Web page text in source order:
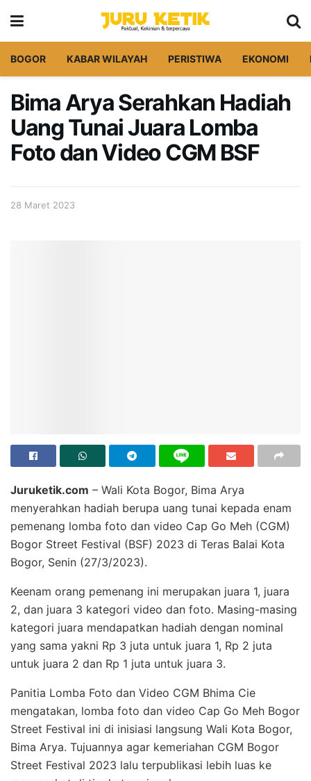
BOGOR KABAR WILAYAH PERISTIWA EKONOMI
Bima Arya Serahkan Hadiah
Uang Tunai Juara Lomba
Foto dan Video CGM BSF
28 Maret 2023
Juruketik.com – Wali Kota Bogor, Bima Arya
menyerahkan hadiah berupa uang tunai kepada enam
pemenang lomba foto dan video Cap Go Meh (CGM)
Bogor Street Festival (BSF) 2023 di Teras Balai Kota
Bogor, Senin (27/3/2023).
Keenam orang pemenang ini merupakan juara 1, juara
2, dan juara 3 kategori video dan foto. Masing-masing
kategori juara mendapatkan hadiah dengan nominal
yang sama yakni Rp 3 juta untuk juara 1, Rp 2 juta
untuk juara 2 dan Rp 1 juta untuk juara 3.
Panitia Lomba Foto dan Video CGM Bhima Cie
mengatakan, lomba foto dan video Cap Go Meh Bogor
Street Festival ini di inisiasi langsung Wali Kota Bogor,
Bima Arya. Tujuannya agar kemeriahan CGM Bogor
Street Festival 2023 lalu terpublikasi lebih luas ke